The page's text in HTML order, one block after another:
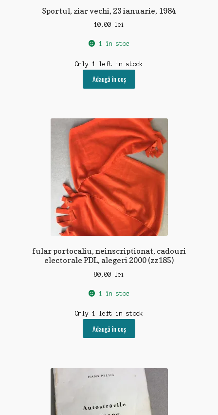
Sportul, ziar vechi, 23 ianuarie, 1984
10,00 lei
1 în stoc
Only 1 left in stock
Adaugă în coș
fular portocaliu, neinscriptionat, cadouri
electorale PDL, alegeri 2000 (zz185)
80,00 lei
1 în stoc
Only 1 left in stock
Adaugă în coș